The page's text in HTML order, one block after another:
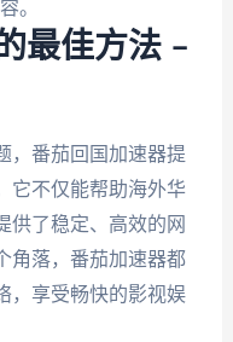
。
最佳方法 –
，番茄回国加速器提
它不仅能帮助海外华
供了稳定、高效的网
角落，番茄加速器都
，享受畅快的影视娱